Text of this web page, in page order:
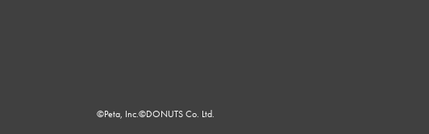
©Peta, Inc.©DONUTS Co. Ltd.